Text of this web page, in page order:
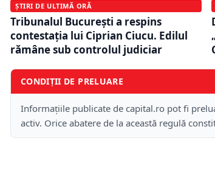
ȘTIRI DE ULTIMĂ ORĂ
Tribunalul București a respins
contestația lui Ciprian Ciucu. Edilul
rămâne sub controlul judiciar
CONDIȚII DE PRELUARE
Informațiile publicate de capital.ro pot fi
activ. Orice abatere de la această regulă